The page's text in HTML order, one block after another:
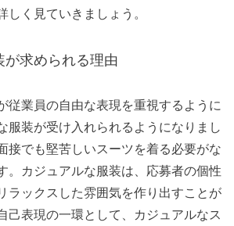
しく見ていきましょう。
が求められる理由
従業員の自由な表現を重視するように
服装が受け入れられるようになりまし
接でも堅苦しいスーツを着る必要がな
。カジュアルな服装は、応募者の個性
ラックスした雰囲気を作り出すことが
己表現の一環として、カジュアルなス